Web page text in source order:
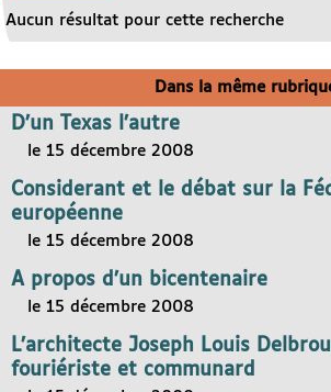
Aucun résultat pour cette recherche
Dans la même
D’un Texas l’autre
le 15 décembre 2008
Considerant et le débat sur la
européenne
le 15 décembre 2008
A propos d’un bicentenaire
le 15 décembre 2008
L’architecte Joseph Louis
fouriériste et communard